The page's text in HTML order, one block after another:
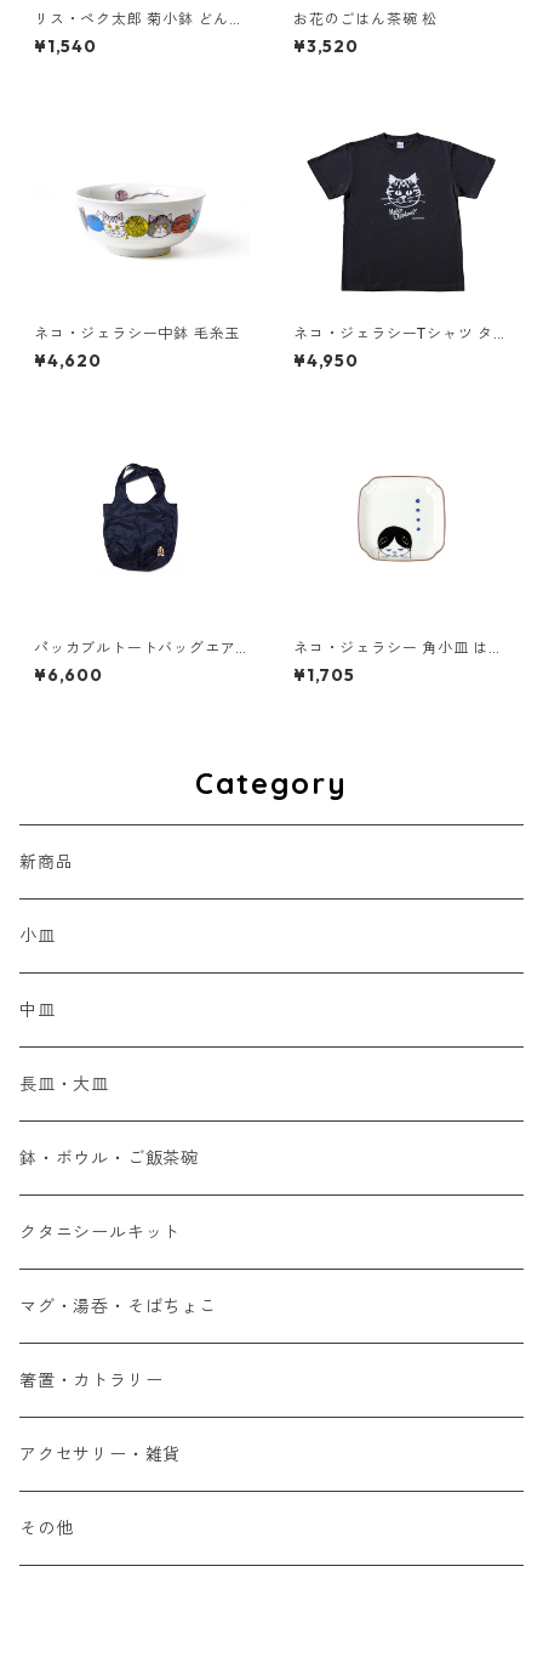
リス・ペク太郎 菊小鉢 どんぐ
り（ピンク）
¥1,540
お花のごはん茶碗 松
¥3,520
ネコ・ジェラシー中鉢 毛糸玉
¥4,620
ネコ・ジェラシーTシャツ タビ
ー（スミ）
¥4,950
パッカブルトートバッグエア
ー S [王様]ネイビー
¥6,600
ネコ・ジェラシー 角小皿 はち
われ
¥1,705
Category
新商品
小皿
中皿
長皿・大皿
鉢・ボウル・ご飯茶碗
クタニシールキット
マグ・湯呑・そばちょこ
箸置・カトラリー
アクセサリー・雑貨
その他